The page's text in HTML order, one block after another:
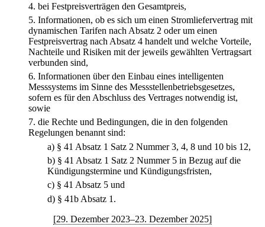
4. bei Festpreisverträgen den Gesamtpreis,
5. Informationen, ob es sich um einen Stromliefervertrag mit
dynamischen Tarifen nach Absatz 2 oder um einen
Festpreisvertrag nach Absatz 4 handelt und welche Vorteile,
Nachteile und Risiken mit der jeweils gewählten Vertragsart
verbunden sind,
6. Informationen über den Einbau eines intelligenten
Messsystems im Sinne des Messstellenbetriebsgesetzes,
sofern es für den Abschluss des Vertrages notwendig ist,
sowie
7. die Rechte und Bedingungen, die in den folgenden
Regelungen benannt sind:
a) § 41 Absatz 1 Satz 2 Nummer 3, 4, 8 und 10 bis 12,
b) § 41 Absatz 1 Satz 2 Nummer 5 in Bezug auf die
Kündigungstermine und Kündigungsfristen,
c) § 41 Absatz 5 und
d) § 41b Absatz 1.
[29. Dezember 2023–23. Dezember 2025]